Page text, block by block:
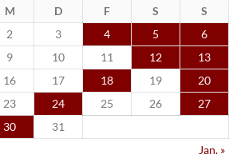
M D F S
S
2 3 4 5
6
9 10 11 12
13
16 17 18 19
20
23 24 25 26
27
30
31
Jan. »